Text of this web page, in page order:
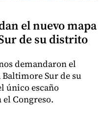
el nuevo mapa
de su distrito
demandaron el
Sur de su
único escaño
Congreso.